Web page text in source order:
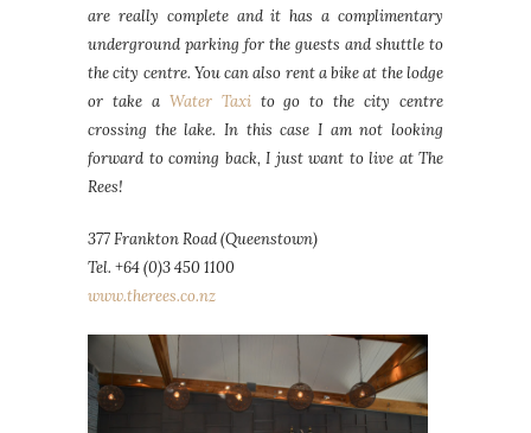
are really complete and it has a complimentary
underground parking for the guests and shuttle to
the city centre. You can also rent a bike at the lodge
or take a Water Taxito go to the city centre
crossing the lake. In this case I am not looking
forward to coming back, I just want to live at The
Rees!
377 Frankton Road (Queenstown)
Tel. +64 (0)3 450 1100
www.therees.co.nz